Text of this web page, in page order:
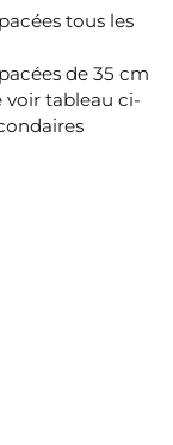
tous les
de 35 cm
voir tableau ci-